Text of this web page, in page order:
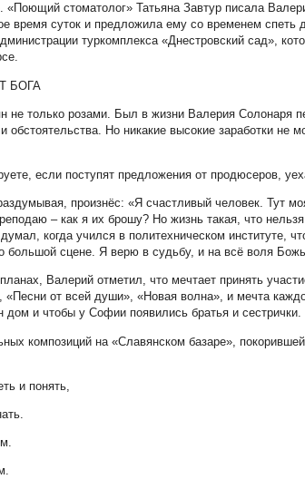
«Поющий стоматолог» Татьяна Завтур писала
время суток и предложила ему со временем спеть
туркомплекса «Днестровский сад»,
БОГА
не только розами. Был в жизни Валерия Солонаря
обстоятельства. Но никакие высокие заработки не
если поступят предложения от продюсеров,
произнёс: «Я счастливый человек. Тут
– как я их брошу? Но жизнь такая, что
когда учился в политехническом институте,
большой сцене. Я верю в судьбу, и на всё воля
Валерий отметил, что мечтает принять
«Песни от всей души», «Новая волна», и мечта
дом и чтобы у Софии появились братья и сестрички.
композиций на «Славянском базаре»,
и понять,